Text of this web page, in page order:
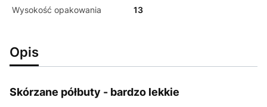
Wysokość opakowania 13
Opis
Skórzane półbuty - bardzo lekkie